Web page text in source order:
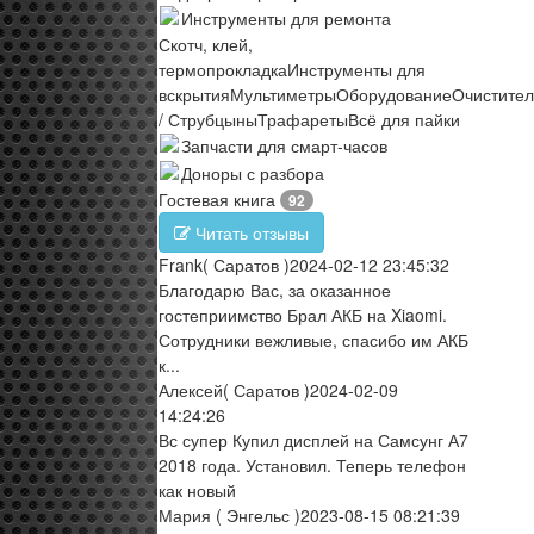
Инструменты для ремонта
Скотч, клей,
термопрокладкаИнструменты для
вскрытияМультиметрыОборудование
/ СтрубцыныТрафаретыВсё для пайки
Запчасти для смарт-часов
Доноры с разбора
Гостевая книга
92
Читать отзывы
Frank( Саратов )2024-02-12 23:45:32
Благодарю Вас, за оказанное
гостеприимство Брал АКБ на Xiaomi.
Сотрудники вежливые, спасибо им АКБ
к...
Алексей( Саратов )2024-02-09
14:24:26
Вс супер Купил дисплей на Самсунг А7
2018 года. Установил. Теперь телефон
как новый
Мария ( Энгельс )2023-08-15 08:21:39